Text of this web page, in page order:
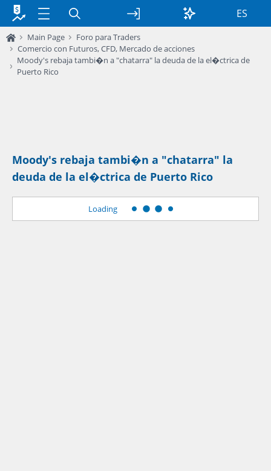
ES
Main Page
Foro para Traders
Comercio con Futuros, CFD, Mercado de acciones
Moody's rebaja tambi�n a "chatarra" la deuda de la el�ctrica de
Puerto Rico
Moody's rebaja tambi�n a "chatarra" la
deuda de la el�ctrica de Puerto Rico
Loading